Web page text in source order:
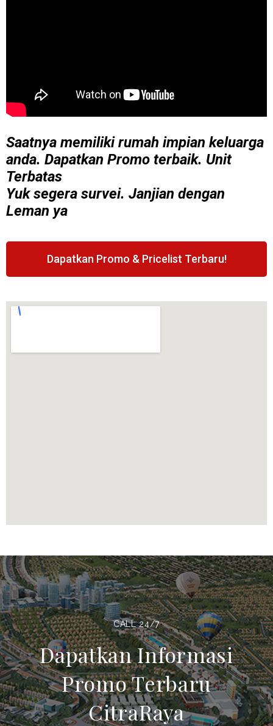
Saatnya memiliki rumah impian keluarga
anda. Dapatkan Promo terbaik. Unit
Terbatas
Yuk segera survei. Janjian dengan
Leman ya
Dapatkan Promo & Pricelist Terbaru!
CALL 24/7
Dapatkan Informasi
Promo Terbaru
CitraRaya